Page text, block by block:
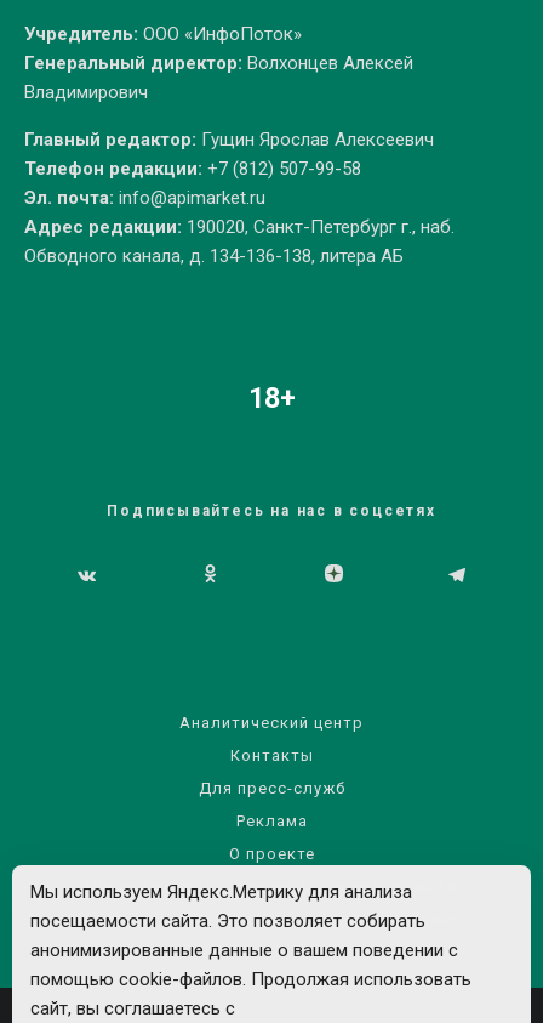
Учредитель: ООО «ИнфоПоток»
Генеральный директор: Волхонцев Алексей
Владимирович
Главный редактор: Гущин Ярослав Алексеевич
Телефон редакции: +7 (812) 507-99-58
Эл. почта: info@apimarket.ru
Адрес редакции: 190020, Санкт-Петербург г., наб.
Обводного канала, д. 134-136-138, литера АБ
18+
Подписывайтесь на нас в соцсетях
Аналитический центр
Контакты
Для пресс-служб
Реклама
О проекте
Правила использования материалов сайта
Политика обработки персональных данных
Мы используем Яндекс.Метрику для анализа
посещаемости сайта. Это позволяет собирать
анонимизированные данные о вашем поведении с
помощью cookie-файлов. Продолжая использовать
сайт, вы соглашаетесь с